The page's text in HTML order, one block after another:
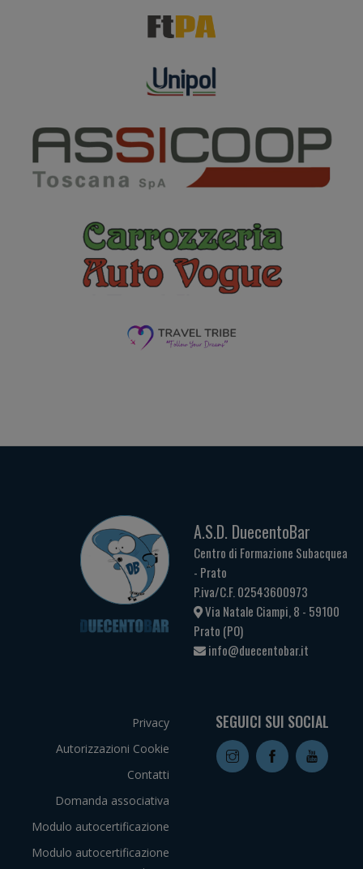
A.S.D. DuecentoBar
Centro di Formazione Subacquea
- Prato
P.iva/C.F. 02543600973
Via Natale Ciampi, 8 - 59100
Prato (PO)
info@duecentobar.it
Privacy
Autorizzazioni Cookie
Contatti
Domanda associativa
Modulo autocertificazione
Modulo autocertificazione
SEGUICI SUI SOCIAL